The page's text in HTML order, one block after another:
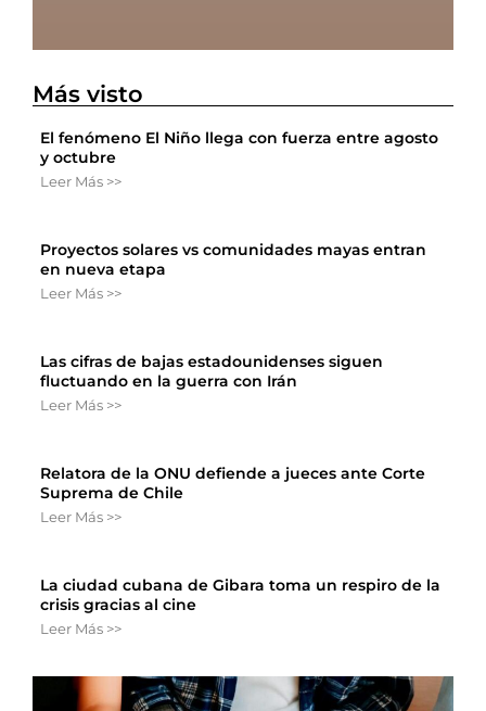
Más visto
El fenómeno El Niño llega con fuerza entre agosto
y octubre
Leer Más >>
Proyectos solares vs comunidades mayas entran
en nueva etapa
Leer Más >>
Las cifras de bajas estadounidenses siguen
fluctuando en la guerra con Irán
Leer Más >>
Relatora de la ONU defiende a jueces ante Corte
Suprema de Chile
Leer Más >>
La ciudad cubana de Gibara toma un respiro de la
crisis gracias al cine
Leer Más >>